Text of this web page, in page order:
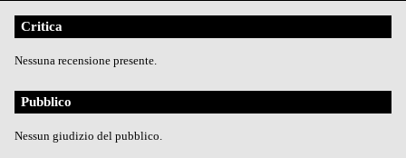
Critica
Nessuna recensione presente.
Pubblico
Nessun giudizio del pubblico.